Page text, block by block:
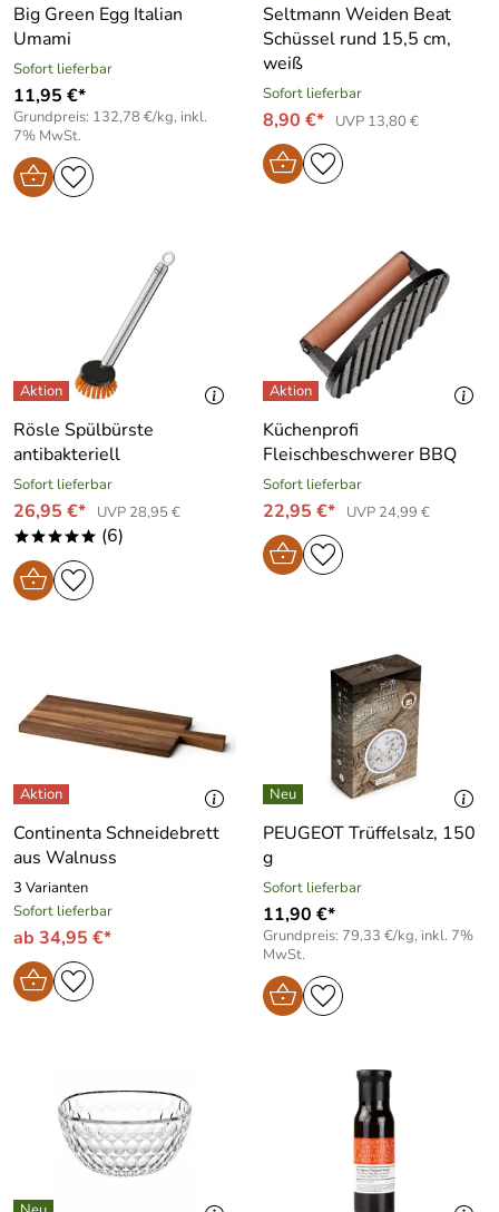
Big Green Egg Italian
Umami
Sofort lieferbar
11,95 €*
Grundpreis: 132,78 €/kg, inkl.
7% MwSt.
Seltmann Weiden Beat
Schüssel rund 15,5 cm,
weiß
Sofort lieferbar
8,90 €* UVP 13,80 €
Rösle Spülbürste
antibakteriell
Sofort lieferbar
26,95 €* UVP 28,95 €
***** (6)
Küchenprofi
Fleischbeschwerer BBQ
Sofort lieferbar
22,95 €* UVP 24,99 €
Continenta Schneidebrett
aus Walnuss
3 Varianten
Sofort lieferbar
ab 34,95 €*
PEUGEOT Trüffelsalz, 150
g
Sofort lieferbar
11,90 €*
Grundpreis: 79,33 €/kg, inkl. 7%
MwSt.